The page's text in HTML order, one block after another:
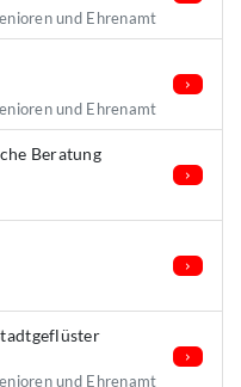
und Ehrenamt
und Ehrenamt
Beratung
und Ehrenamt